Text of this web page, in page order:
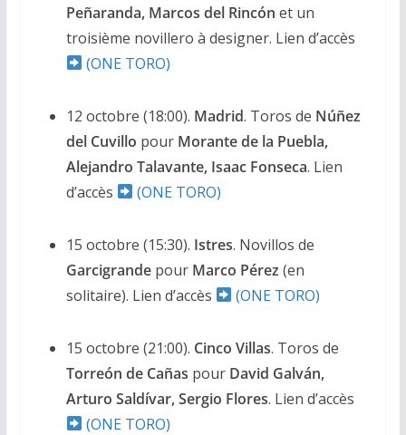
Peñaranda, Marcos del Rincón et un
troisième novillero à designer. Lien d’accès
(ONE TORO)
12 octobre (18:00). Madrid. Toros de Núñez
del Cuvillo pourMorante de la Puebla,
Alejandro Talavante, Isaac Fonseca. Lien
d’accès
(ONE TORO)
15 octobre (15:30). Istres. Novillos de
Garcigrandepour Marco Pérez (en
solitaire). Lien d’accès
(ONE TORO)
15 octobre (21:00). Cinco Villas. Toros de
Torreón de Cañas pour David Galván,
Arturo Saldívar, Sergio Flores. Lien d’accès
(ONE TORO)